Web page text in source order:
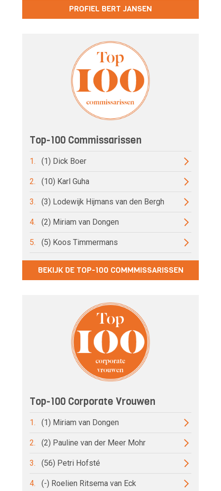
PROFIEL BERT JANSEN
Top-100 Commissarissen
1. (1) Dick Boer
2. (10) Karl Guha
3. (3) Lodewijk Hijmans van den Bergh
4. (2) Miriam van Dongen
5. (5) Koos Timmermans
BEKIJK DE TOP-100 COMMMISSARISSEN
Top-100 Corporate Vrouwen
1. (1) Miriam van Dongen
2. (2) Pauline van der Meer Mohr
3. (56) Petri Hofsté
4. (-) Roelien Ritsema van Eck